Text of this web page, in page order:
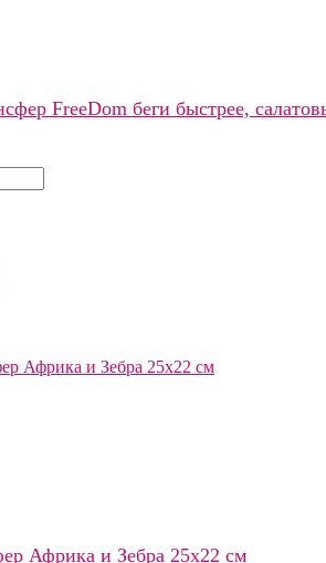
FreeDom беги быстрее,
Африка и Зебра 25х22 см